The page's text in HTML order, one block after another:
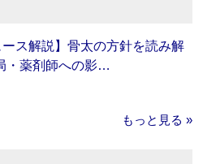
ース解説】骨太の方針を読み解
・薬剤師への影…
もっと見る »